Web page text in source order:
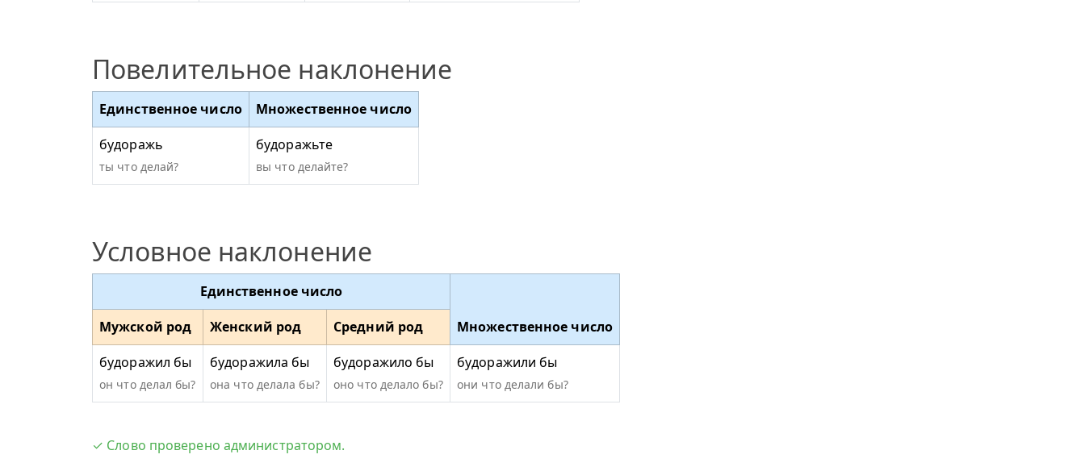
Повелительное наклонение
Единственное число
Множественное число
будоражь
ты что делай?
будоражьте
вы что делайте?
Условное наклонение
Единственное число
Множественное число
Мужской род Женский род
Средний род
будоражил бы
он что делал бы?
будоражила бы
она что делала бы?
будоражило бы
оно что делало бы?
будоражили бы
они что делали бы?
✓ Слово проверено администратором.